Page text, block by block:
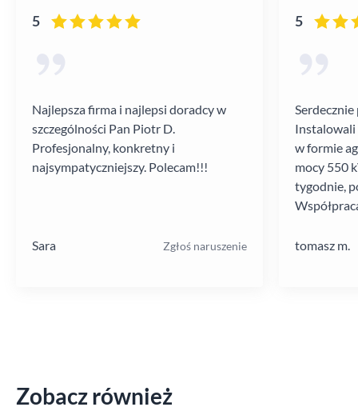
5
Najlepsza firma i najlepsi doradcy w
szczególności Pan Piotr D.
Profesjonalny, konkretny i
najsympatyczniejszy. Polecam!!!
Sara Zgłoś naruszenie
5
Instalowali
w formie
mocy 550
tygodnie,
tomasz m.
Zobacz również